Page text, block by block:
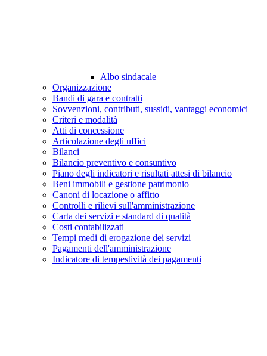
Albo sindacale
Organizzazione
Bandi di gara e contratti
Sovvenzioni, contributi, sussidi, vantaggi economici
Criteri e modalità
Atti di concessione
Articolazione degli uffici
Bilanci
Bilancio preventivo e consuntivo
Piano degli indicatori e risultati attesi di bilancio
Beni immobili e gestione patrimonio
Canoni di locazione o affitto
Controlli e rilievi sull'amministrazione
Carta dei servizi e standard di qualità
Costi contabilizzati
Tempi medi di erogazione dei servizi
Pagamenti dell'amministrazione
Indicatore di tempestività dei pagamenti